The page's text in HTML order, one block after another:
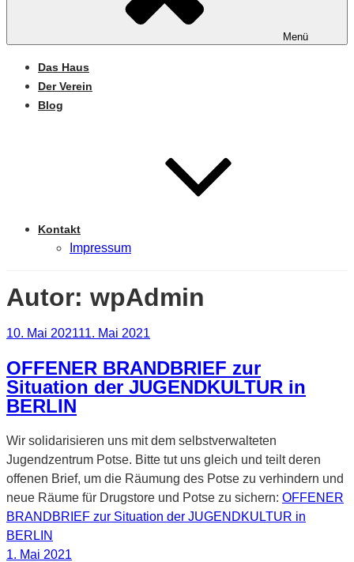
Menü
Das Haus
Der Verein
Blog
Kontakt
Impressum
Autor: wpAdmin
Veröffentlicht
10. Mai 202111. Mai 2021
OFFENER BRANDBRIEF zur
Situation der JUGENDKULTUR in
BERLIN
Wir solidarisieren uns mit dem selbstverwalteten
Jugendzentrum Potse. Bitte tut uns gleich und teilt deren
offenen Brief, um die Räumung des Potse zu verhindern und
neue Räume für Drugstore und Potse zu sichern: OFFENER
BRANDBRIEF zur Situation der JUGENDKULTUR in
BERLIN
Veröffentlicht
1. Mai 2021